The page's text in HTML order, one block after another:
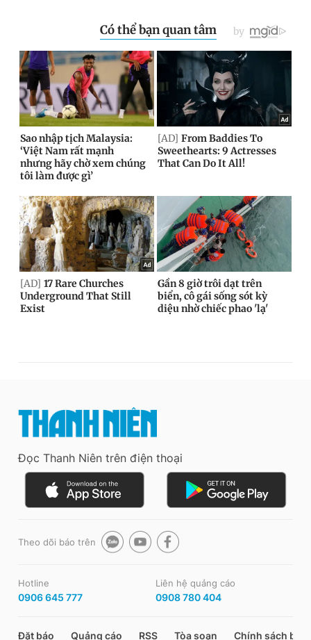
Đọc Thanh Niên trên điện thoại
Theo dõi báo trên
Hotline
0906 645 777
Liên hệ quảng cáo
0908 780 404
Đặt báo Quảng cáo RSS Tòa soạn Chính sách bảo